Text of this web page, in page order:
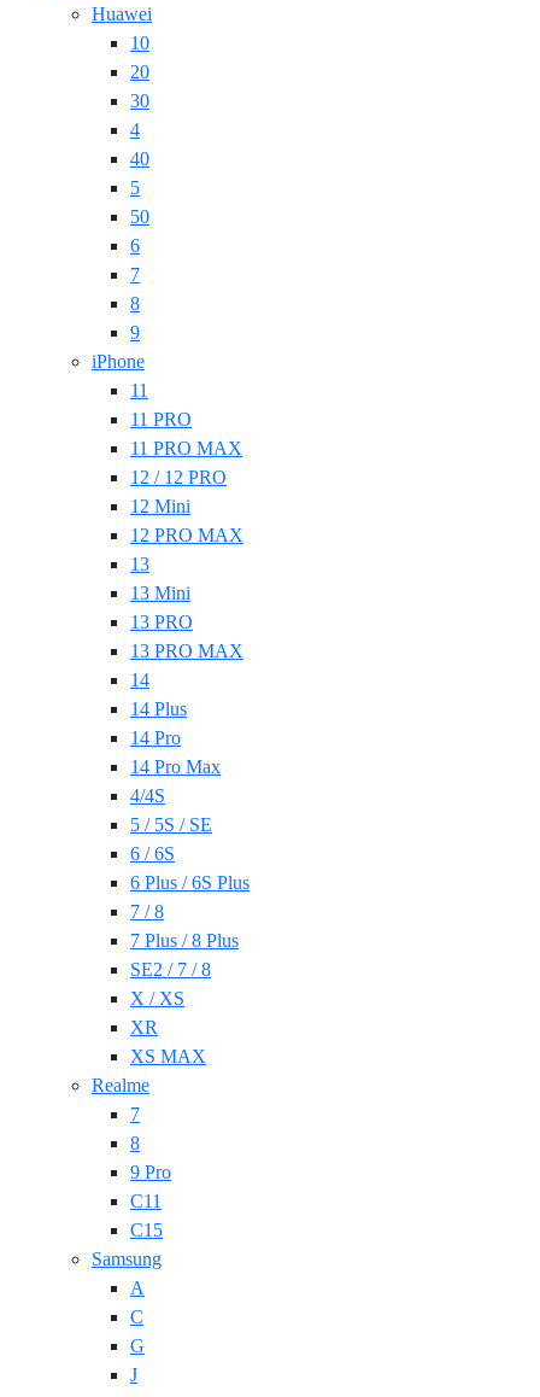
Huawei
10
20
30
4
40
5
50
6
7
8
9
iPhone
11
11 PRO
11 PRO MAX
12 / 12 PRO
12 Mini
12 PRO MAX
13
13 Mini
13 PRO
13 PRO MAX
14
14 Plus
14 Pro
14 Pro Max
4/4S
5 / 5S / SE
6 / 6S
6 Plus / 6S Plus
7 / 8
7 Plus / 8 Plus
SE2 / 7 / 8
X / XS
XR
XS MAX
Realme
7
8
9 Pro
C11
C15
Samsung
A
C
G
J